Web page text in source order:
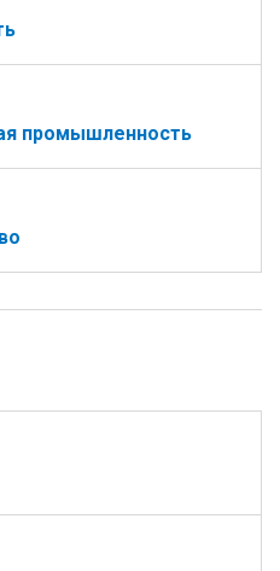
промышленность